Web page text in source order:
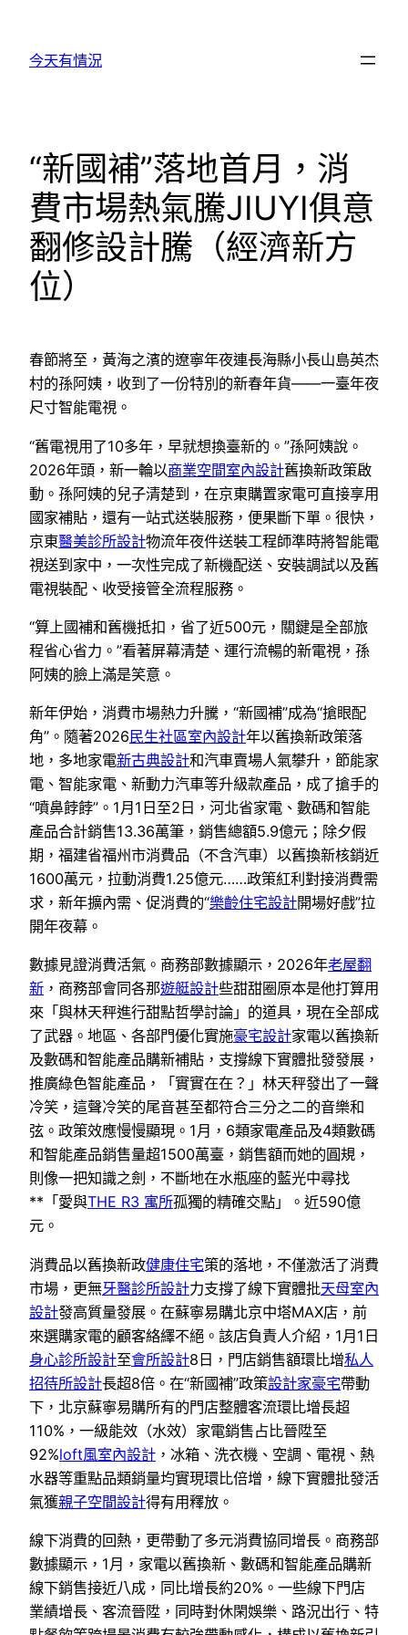
今天有情況
“新國補”落地首月，消
費市場熱氣騰JIUYI俱意
翻修設計騰（經濟新方
位）
春節將至，黃海之濱的遼寧年夜連長海縣小長山島英杰
村的孫阿姨，收到了一份特別的新春年貨——一臺年夜
尺寸智能電視。
“舊電視用了10多年，早就想換臺新的。”孫阿姨說。
2026年頭，新一輪以商業空間室內設計舊換新政策啟
動。孫阿姨的兒子清楚到，在京東購置家電可直接享用
國家補貼，還有一站式送裝服務，便果斷下單。很快，
京東醫美診所設計物流年夜件送裝工程師準時將智能電
視送到家中，一次性完成了新機配送、安裝調試以及舊
電視裝配、收受接管全流程服務。
“算上國補和舊機抵扣，省了近500元，關鍵是全部旅
程省心省力。”看著屏幕清楚、運行流暢的新電視，孫
阿姨的臉上滿是笑意。
新年伊始，消費市場熱力升騰，“新國補”成為“搶眼配
角”。隨著2026 民生社區室內設計年以舊換新政策落
地，多地家電新古典設計和汽車賣場人氣攀升，節能家
電、智能家電、新動力汽車等升級款產品，成了搶手的
“噴鼻餑餑”。1月1日至2日，河北省家電、數碼和智能
產品合計銷售13.36萬筆，銷售總額5.9億元；除夕假
期，福建省福州市消費品（不含汽車）以舊換新核銷近
1600萬元，拉動消費1.25億元……政策紅利對接消費需
求，新年擴內需、促消費的“樂齡住宅設計開場好戲”拉
開年夜幕。
數據見證消費活氣。商務部數據顯示，2026年老屋翻
新 ，商務部會同各那遊艇設計些甜甜圈原本是他打算用
來「與林天秤進行甜點哲學討論」的道具，現在全部成
了武器。地區、各部門優化實施豪宅設計家電以舊換新
及數碼和智能產品購新補貼，支撐線下實體批發發展，
推廣綠色智能產品，「實實在在？」林天秤發出了一聲
冷笑，這聲冷笑的尾音甚至都符合三分之二的音樂和
弦。政策效應慢慢顯現。1月，6類家電產品及4類數碼
和智能產品銷售量超1500萬臺，銷售額而她的圓規，
則像一把知識之劍，不斷地在水瓶座的藍光中尋找
**「愛與THE R3 寓所孤獨的精確交點」。近590億
元。
消費品以舊換新政健康住宅策的落地，不僅激活了消費
市場，更無牙醫診所設計力支撐了線下實體批天母室內
設計發高質量發展。在蘇寧易購北京中塔MAX店，前
來選購家電的顧客絡繹不絕。該店負責人介紹，1月1日
身心診所設計至會所設計8日，門店銷售額環比增私人
招待所設計長超8倍。在“新國補”政策設計家豪宅帶動
下，北京蘇寧易購所有的門店整體客流環比增長超
110%，一級能效（水效）家電銷售占比晉陞至
92%loft風室內設計 ，冰箱、洗衣機、空調、電視、熱
水器等重點品類銷量均實現環比倍增，線下實體批發活
氣獲親子空間設計得有用釋放。
線下消費的回熱，更帶動了多元消費協同增長。商務部
數據顯示，1月，家電以舊換新、數碼和智能產品購新
線下銷售接近八成，同比增長約20%。一些線下門店
業績增長、客流晉陞，同時對休閑娛樂、路況出行、特